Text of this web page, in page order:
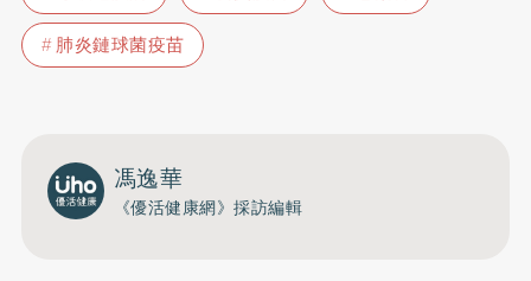
肺炎鏈球菌疫苗
馮逸華
《優活健康網》採訪編輯